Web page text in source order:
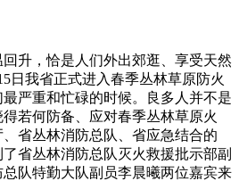
，恰是人们外出郊逛、享受天然
日我省正式进入春季丛林草原防火
严重和忙碌的时候。良多人并不是
若何防备、应对春季丛林草原火
省丛林消防总队、省应急结合的
了省丛林消防总队灭火救援批示部副
队特勤大队副员李晨曦两位嘉宾来